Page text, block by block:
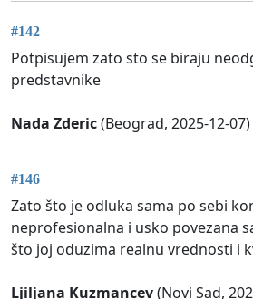
#142
Potpisujem zato sto se biraju
predstavnike
Nada Zderic(Beograd, 2025-12-07)
#146
Zato što je odluka sama po sebi
neprofesionalna i usko povezana
što joj oduzima realnu vrednosti i
Ljiljana Kuzmancev(Novi Sad,